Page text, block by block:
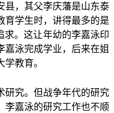
县，其父李庆藩是山东泰
育学生时，讲得最多的是
求。这让年幼的李嘉泳印
嘉泳完成学业，后来在姐
教育。
研究。但战争年代的研究
李嘉泳的研究工作也不顺